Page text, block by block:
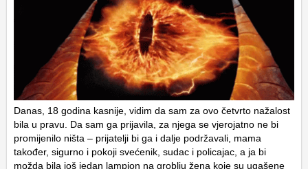
Danas, 18 godina kasnije, vidim da sam za ovo četvrto nažalost
bila u pravu. Da sam ga prijavila, za njega se vjerojatno ne bi
promijenilo ništa – prijatelji bi ga i dalje podržavali, mama
također, sigurno i pokoji svećenik, sudac i policajac, a ja bi
možda bila još jedan lampion na groblju žena koje su ugašene